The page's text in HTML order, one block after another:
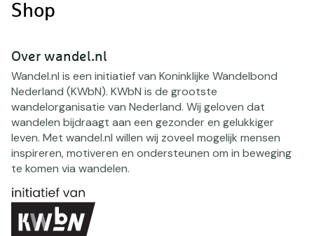
Shop
Over wandel.nl
Wandel.nl is een initiatief van Koninklijke Wandelbond
Nederland (KWbN). KWbN is de grootste
wandelorganisatie van Nederland. Wij geloven dat
wandelen bijdraagt aan een gezonder en gelukkiger
leven. Met wandel.nl willen wij zoveel mogelijk mensen
inspireren, motiveren en ondersteunen om in beweging
te komen via wandelen.